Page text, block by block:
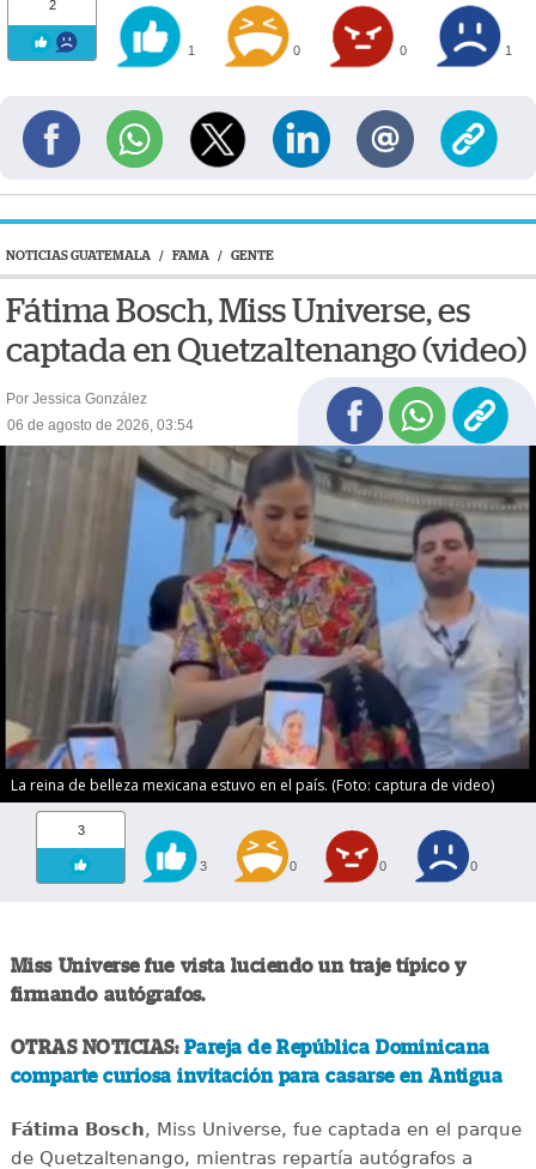
2
1 0 0 1
NOTICIAS GUATEMALA / FAMA / GENTE
Fátima Bosch, Miss Universe, es
captada en Quetzaltenango (video)
Por Jessica González
06 de agosto de 2026, 03:54
La reina de belleza mexicana estuvo en el país. (Foto: captura de video)
3
3 0 0 0
Miss Universe fue vista luciendo un traje típico y
firmando autógrafos.
OTRAS NOTICIAS: Pareja de República Dominicana
comparte curiosa invitación para casarse en Antigua
Fátima Bosch, Miss Universe, fue captada en el parque
de Quetzaltenango, mientras repartía autógrafos a